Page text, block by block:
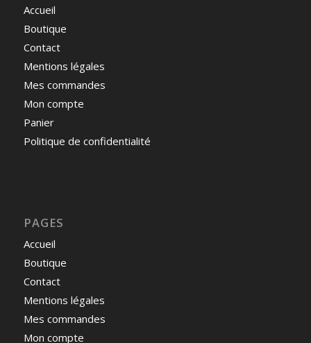
Accueil
Boutique
Contact
Mentions légales
Mes commandes
Mon compte
Panier
Politique de confidentialité
PAGES
Accueil
Boutique
Contact
Mentions légales
Mes commandes
Mon compte